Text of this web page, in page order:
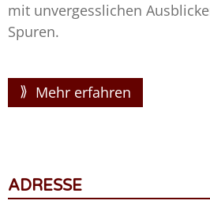
mit unvergesslichen
Spuren.
Mehr erfahren
ADRESSE